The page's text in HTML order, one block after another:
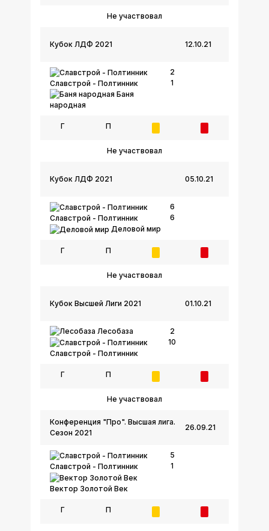
Не участвовал
12.10.21
Кубок ЛДФ 2021
Славстрой - Полтинник
Баня
народная
2
1
Г П
Не участвовал
05.10.21
Кубок ЛДФ 2021
Славстрой - Полтинник
Деловой мир
6
6
Г П
Не участвовал
01.10.21
Кубок Высшей Лиги 2021
Лесобаза
Славстрой - Полтинник
2
10
Г П
Не участвовал
26.09.21
Конференция "Про". Высшая лига.
Сезон 2021
Славстрой - Полтинник
Вектор Золотой Век
5
1
Г П